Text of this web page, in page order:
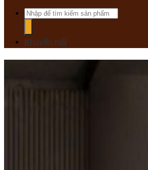
Tìm
kiếm:
Khuyến mãi